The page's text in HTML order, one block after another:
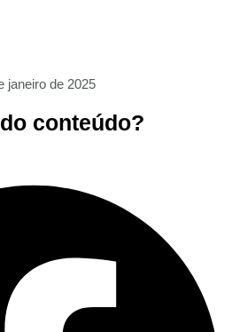
janeiro de 2025
conteúdo?